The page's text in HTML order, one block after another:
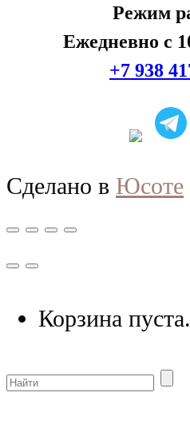
Режим
Ежедневно с
+7 938
Сделано в Юсоте
Корзина пуста.